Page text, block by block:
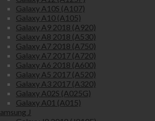
Galaxy A10S (A107)
Galaxy A10 (A105)
Galaxy A9 2018 (A920)
Galaxy A8 2018 (A530)
Galaxy A7 2018 (A750)
Galaxy A7 2017 (A720)
Galaxy A6 2018 (A600)
Galaxy A5 2017 (A520)
Galaxy A3 2017 (A320)
Galaxy A02S (A025G)
Galaxy A01 (A015)
J